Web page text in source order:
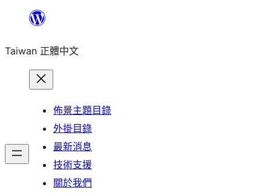
主
Taiwan 正體中文
佈景主題目錄
外掛目錄
最新消息
技術支援
關於我們